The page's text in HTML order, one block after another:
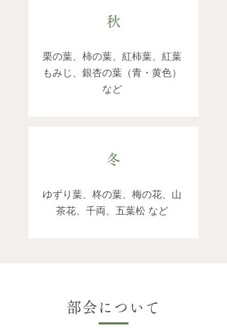
秋
栗の葉、柿の葉、紅柿葉、紅葉
もみじ、銀杏の葉（青・ 黄色）
など
冬
ゆずり葉、柊の葉、梅の花、山
茶花、千両、五葉松 など
部会について